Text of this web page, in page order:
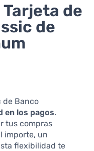
de
de
de Banco
en los pagos.
tus compras
importe, un
flexibilidad te